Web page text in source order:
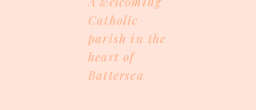
Catholic
parish in the
heart of
Battersea